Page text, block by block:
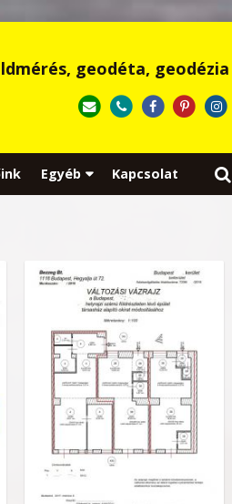
geodéta, geodézia
Egyéb Kapcsolat